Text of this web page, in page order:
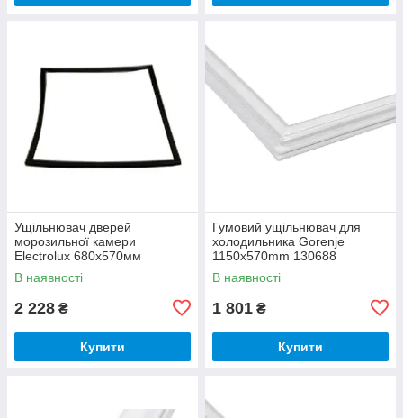
Ущільнювач дверей
морозильної камери
Electrolux 680х570мм
2426448235
В наявності
2 228 ₴
Купити
Гумовий ущільнювач для
холодильника Gorenje
1150x570mm 130688
В наявності
1 801 ₴
Купити